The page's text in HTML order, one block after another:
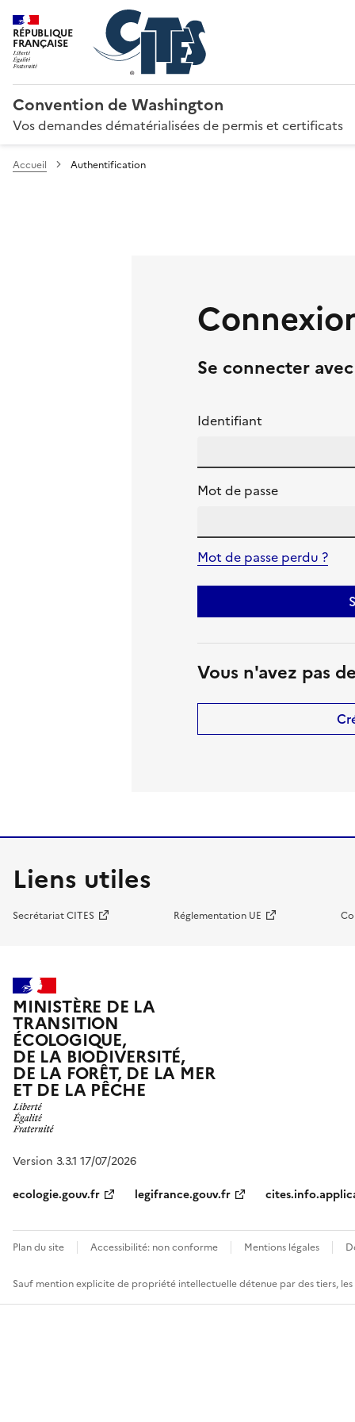
RÉPUBLIQUE
FRANÇAISE
Convention de Washington
Vos demandes dématérialisées de permis et certificats
Accueil Authentification
Se connecter
Identifiant
Mot de passe
Mot de passe perdu ?
Vous n'avez pas
Liens utiles
Secrétariat CITES Réglementation UE
MINISTÈRE DE LA
TRANSITION
ÉCOLOGIQUE,
DE LA BIODIVERSITÉ,
DE LA FORÊT, DE LA MER
ET DE LA PÊCHE
Version 3.3.1 17/07/2026
ecologie.gouv.fr
legifrance.gouv.fr
Plan du site Accessibilité: non conforme Mentions légales
Sauf mention explicite de propriété intellectuelle détenue par des tiers,